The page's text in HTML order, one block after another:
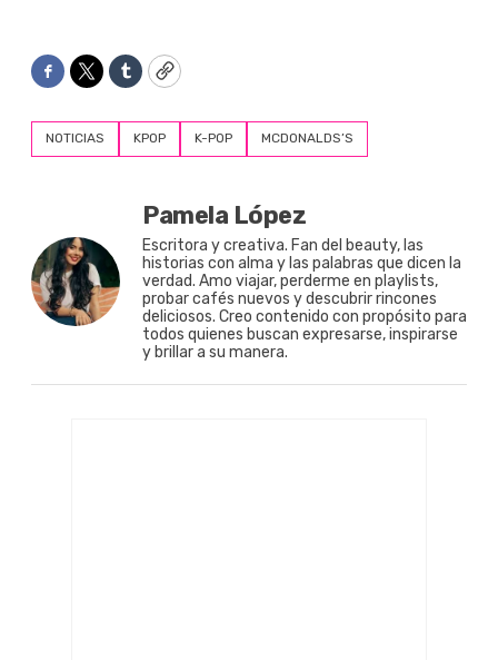
Facebook
TwitterTumblrCopy
NOTICIAS KPOP K-POP MCDONALDS’S
Pamela López
Escritora y creativa. Fan del beauty, las
historias con alma y las palabras que dicen la
verdad. Amo viajar, perderme en playlists,
probar cafés nuevos y descubrir rincones
deliciosos. Creo contenido con propósito para
todos quienes buscan expresarse, inspirarse
y brillar a su manera.